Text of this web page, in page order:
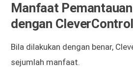
Manfaat
dengan CleverControl
Bila dilakukan dengan benar,
sejumlah manfaat.